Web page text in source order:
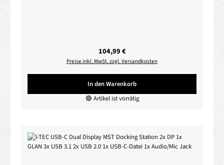
Regulärer Preis:
104,99 €
Preise inkl. MwSt. zzgl. Versandkosten
In den Warenkorb
🟢 Artikel ist vorrätig